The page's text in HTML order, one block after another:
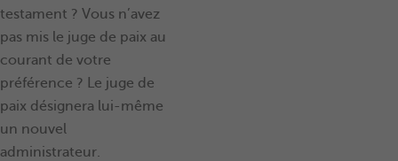
testament ? Vous n’avez
pas mis le juge de paix au
courant de votre
préférence ? Le juge de
paix désignera lui-même
un nouvel
administrateur.